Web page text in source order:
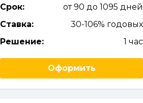
Срок:
от 90 до 1095 дней
Ставка:
30-106% годовых
Решение:
1 час
Оформить